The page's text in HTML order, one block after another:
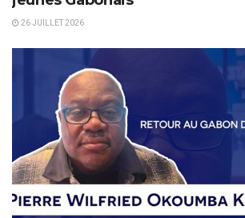
26 JUILLET 2026